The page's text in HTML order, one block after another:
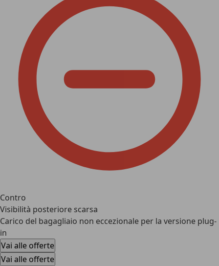
Contro
Visibilità posteriore scarsa
Carico del bagagliaio non eccezionale per la versione plug-
in
Vai alle offerte
Vai alle offerte